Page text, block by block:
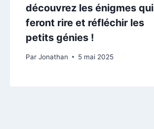
découvrez les énigmes qui
feront rire et réfléchir les
petits génies !
Par Jonathan 5 mai 2025